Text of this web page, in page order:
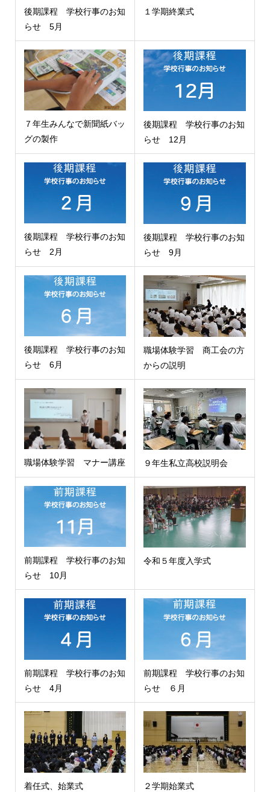
後期課程 学校行事のお知
らせ 5月
１学期終業式
７年生みんなで新聞紙バッ
グの製作
後期課程 学校行事のお知
らせ 12月
後期課程 学校行事のお知
らせ 2月
後期課程 学校行事のお知
らせ 9月
後期課程 学校行事のお知
らせ 6月
職場体験学習 商工会の方
からの説明
職場体験学習 マナー講座 ９年生私立高校説明会
前期課程 学校行事のお知
らせ 10月
令和５年度入学式
前期課程 学校行事のお知
らせ 4月
前期課程 学校行事のお知
らせ ６月
着任式、始業式 ２学期始業式